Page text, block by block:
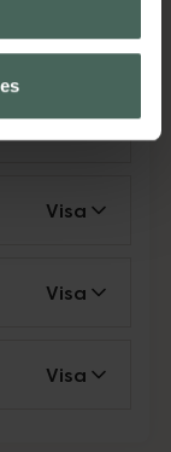
Visa
Visa
Visa